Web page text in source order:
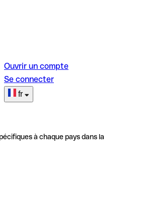
Ouvrir un compte
Se connecter
fr
à chaque pays dans la